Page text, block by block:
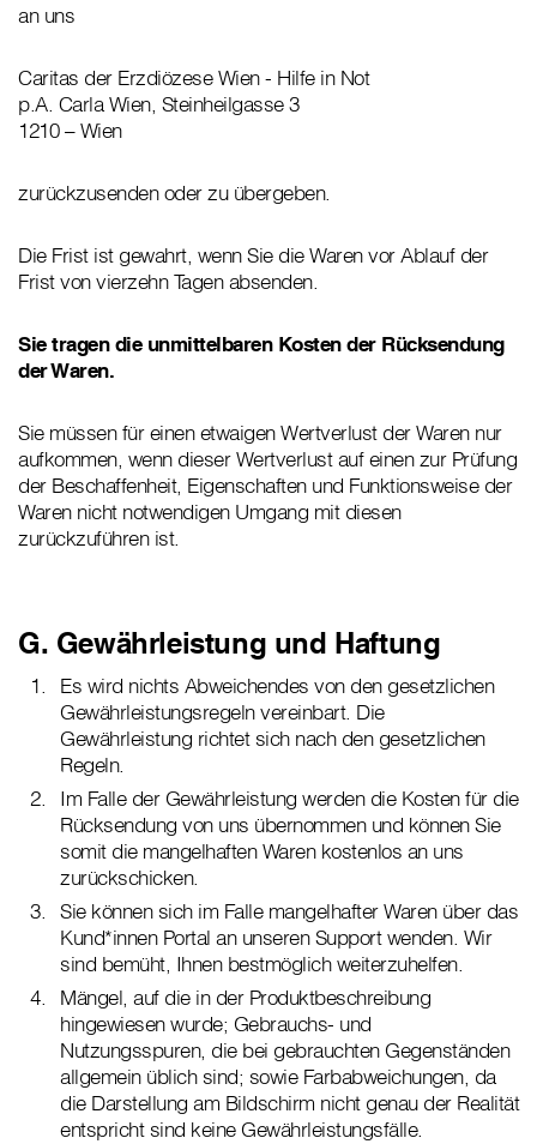
an uns
Caritas der Erzdiözese Wien - Hilfe in Not
p.A. Carla Wien, Steinheilgasse 3
1210 – Wien
zurückzusenden oder zu übergeben.
Die Frist ist gewahrt, wenn Sie die Waren vor Ablauf der
Frist von vierzehn Tagen absenden.
Sie tragen die unmittelbaren Kosten der Rücksendung
der Waren.
Sie müssen für einen etwaigen Wertverlust der Waren nur
aufkommen, wenn dieser Wertverlust auf einen zur Prüfung
der Beschaffenheit, Eigenschaften und Funktionsweise der
Waren nicht notwendigen Umgang mit diesen
zurückzuführen ist.
G. Gewährleistung und Haftung
Es wird nichts Abweichendes von den gesetzlichen
Gewährleistungsregeln vereinbart. Die
Gewährleistung richtet sich nach den gesetzlichen
Regeln.
Im Falle der Gewährleistung werden die Kosten für die
Rücksendung von uns übernommen und können Sie
somit die mangelhaften Waren kostenlos an uns
zurückschicken.
Sie können sich im Falle mangelhafter Waren über das
Kund*innen Portal an unseren Support wenden. Wir
sind bemüht, Ihnen bestmöglich weiterzuhelfen.
Mängel, auf die in der Produktbeschreibung
hingewiesen wurde; Gebrauchs- und
Nutzungsspuren, die bei gebrauchten Gegenständen
allgemein üblich sind; sowie Farbabweichungen, da
die Darstellung am Bildschirm nicht genau der Realität
entspricht sind keine Gewährleistungsfälle.